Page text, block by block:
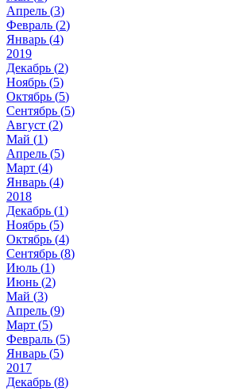
Апрель (3)
Февраль (2)
Январь (4)
2019
Декабрь (2)
Ноябрь (5)
Октябрь (5)
Сентябрь (5)
Август (2)
Май (1)
Апрель (5)
Март (4)
Январь (4)
2018
Декабрь (1)
Ноябрь (5)
Октябрь (4)
Сентябрь (8)
Июль (1)
Июнь (2)
Май (3)
Апрель (9)
Март (5)
Февраль (5)
Январь (5)
2017
Декабрь (8)